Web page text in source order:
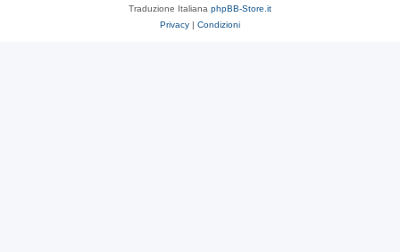
Traduzione Italiana phpBB-Store.it
Privacy | Condizioni